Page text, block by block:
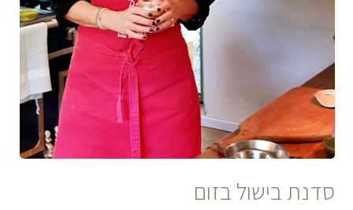
סדנת בישול בזום